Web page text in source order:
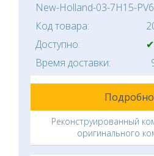
New-Holland-03-7H15-
Код товара:
Доступно:
Время доставки:
Реконструированный
оригинального